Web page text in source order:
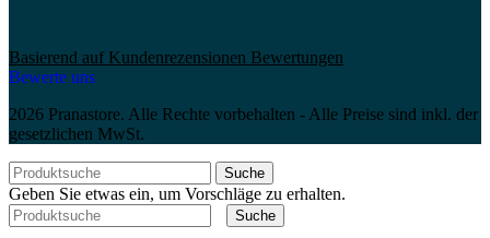
Basierend auf Kundenrezensionen Bewertungen
Bewerte uns
2026 Pranastore. Alle Rechte vorbehalten - Alle Preise sind inkl. der
gesetzlichen MwSt.
Suche
Geben Sie etwas ein, um Vorschläge zu erhalten.
Suche